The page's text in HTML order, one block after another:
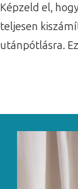
Képzeld el,
teljesen
utánpótlásra.